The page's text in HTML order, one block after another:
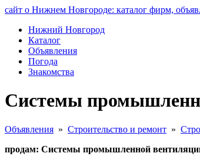
сайт о Нижнем Новгороде: каталог фирм,
Нижний Новгород
Каталог
Объявления
Погода
Знакомства
Системы
Объявления » Строительство и ремонт »
продам: Системы промышленной